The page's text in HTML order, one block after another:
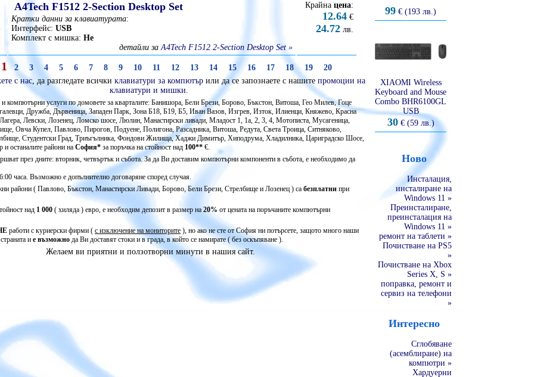
A4Tech F1512 2-Section Desktop Set
Кратки данни за клавиатурата:
Интерфейс: USB
Комплект с мишка: Не
детайли заA4Tech F1512 2-Section Desktop Set »
Крайна цена:
12.64 €
24.72 лв.
1 2 3 4 5 6 7 8 9 10 11 12 13 14 15 16 17 18 19
20
с нас, да разгледате всички клавиатури за компютърили да се запознаете с нашите промоции на
клавиатури и мишки.
и компютърни услуги по домовете за кварталите: Банишора, Бели Брези, Борово, Бъкстон, Витоша, Гео Милев, Гоце
Дружба, Дървеница, Западен Парк, Зона Б18, Б19, Б5, Иван Вазов, Изгрев, Изток, Илиенци, Княжево, Красна
Левски, Лозенец, Ломско шосе, Люлин, Манастирски ливади, Младост 1, 1а, 2, 3, 4, Мотописта, Мусагеница,
Овча Купел, Павлово, Пирогов, Подуене, Полигона, Разсадника, Витоша, Редута, Света Троица, Ситняково,
Студентски Град, Триъгълника, Фондови Жилища, Хаджи Димитър, Хиподрума, Хладилника, Цариградско Шосе,
и останалите райони на София* за поръчка на стойност над 100** €.
през дните: вторник, четвъртък и събота. За да Ви доставим компютърни компоненти в събота, е необходимо да
часа. Възможно е допълнително договаряне според случая.
райони ( Павлово, Бъкстон, Манастирски Ливади, Борово, Бели Брези, Стрелбище и Лозенец ) са безплатни при
над 1 000 ( хиляда ) евро, е необходим депозит в размер на 20% от цената на поръчаните компютърни
работи с куриерски фирми ( с изключение на мониторите ), но ако не сте от София ни потърсете, защото много наши
и е възможно да Ви доставят стоки и в града, в който се намирате ( без оскъпяване ).
Желаем ви приятни и ползотворни минути в нашия сайт.
99 € (193 лв.)
XIAOMI Wireless
Keyboard and Mouse
Combo BHR6100GL
USB
30€ (59 лв.)
Ново
Инсталация,
инсталиране на
Windows 11 »
Преинсталиране,
преинсталация на
Windows 11 »
ремонт на таблети »
Почистване на PS5
»
Почистване на Xbox
Series X, S »
поправка, ремонт и
сервиз на телефони
»
Интересно
Сглобяване
(асемблиране) на
компютри »
Хардуерни